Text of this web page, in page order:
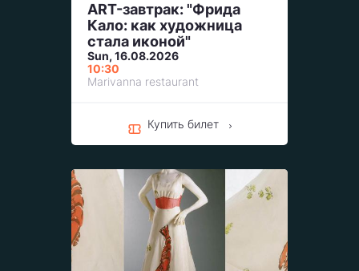
ART-завтрак: "Фрида
Кало: как художница
стала иконой"
Sun, 16.08.2026
10:30
Marivanna restaurant
Купить билет